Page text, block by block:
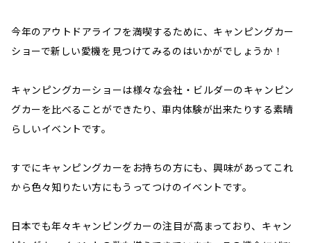
今年のアウトドアライフを満喫するために、キャンピングカー
ショーで新しい愛機を見つけてみるのはいかがでしょうか！
キャンピングカーショーは様々な会社・ビルダーのキャンピン
グカーを比べることができたり、車内体験が出来たりする素晴
らしいイベントです。
すでにキャンピングカーをお持ちの方にも、興味があってこれ
から色々知りたい方にもうってつけのイベントです。
日本でも年々キャンピングカーの注目が高まっており、キャン